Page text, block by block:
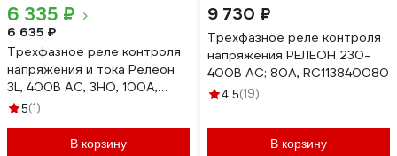
6 335 ₽
6 635 ₽
Трехфазное реле контроля
напряжения и тока Релеон
3L, 400В AC, 3НО, 100А,
RV423840091
5(1)
В корзину
9 730 ₽
Трехфазное реле контроля
напряжения РЕЛЕОН 230-
400В AC; 80А, RC113840080
4.5(19)
В корзину